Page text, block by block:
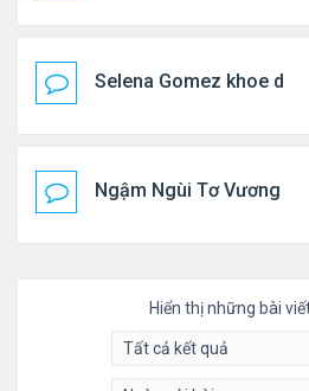
Selena Gomez khoe
Ngậm Ngùi Tơ Vương -
Hiển thị những bài